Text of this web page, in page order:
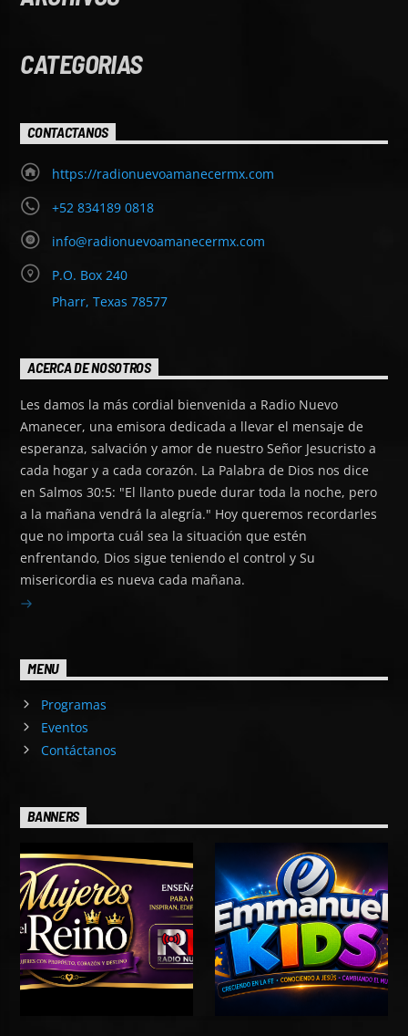
CATEGORIAS
CONTACTANOS
https://radionuevoamanecermx.com
+52 834189 0818
info@radionuevoamanecermx.com
P.O. Box 240
Pharr, Texas 78577
ACERCA DE NOSOTROS
Les damos la más cordial bienvenida a Radio Nuevo
Amanecer, una emisora dedicada a llevar el mensaje de
esperanza, salvación y amor de nuestro Señor Jesucristo a
cada hogar y a cada corazón. La Palabra de Dios nos dice
en Salmos 30:5: "El llanto puede durar toda la noche, pero
a la mañana vendrá la alegría." Hoy queremos recordarles
que no importa cuál sea la situación que estén
enfrentando, Dios sigue teniendo el control y Su
misericordia es nueva cada mañana.
MENU
Programas
Eventos
Contáctanos
BANNERS